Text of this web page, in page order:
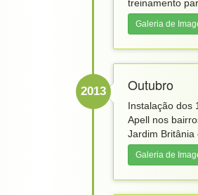
treinamento
Galeria de
2013 Outubro
Instalação dos
Apell nos
Jardim Britânia
Galeria de